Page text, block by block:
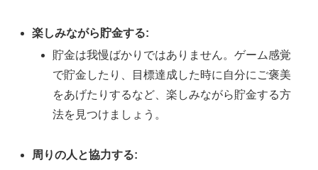
楽しみながら貯金する:
貯金は我慢ばかりではありません。ゲーム感覚
で貯金したり、目標達成した時に自分にご褒美
をあげたりするなど、楽しみながら貯金する方
法を見つけましょう。
周りの人と協力する: